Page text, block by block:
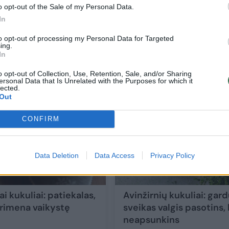
opt-out of the Sale of my Personal Data.
opt-out of processing my Personal Data for Targeted
opt-out of Collection, Use, Retention, Sale, and/or Sharing
Data that Is Unrelated with the Purposes for which it
CONFIRM
Data Deletion Data Access Privacy Policy
Kalakutienos kukuliai su morkų ir kopūstų
Maistas
kukuliai: patiekalas,
vaikystę
Avinžirnių kukuliai:
sveikas valgis
neapsunkins